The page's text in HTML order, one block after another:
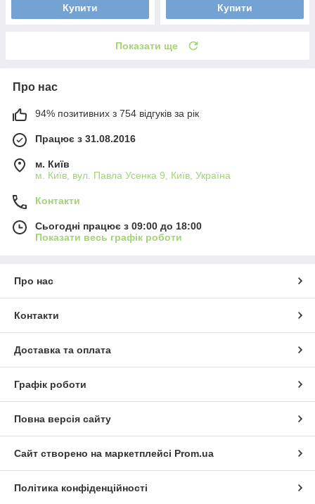
Купити Купити
Показати ще
Про нас
94% позитивних з 754 відгуків за рік
Працює з 31.08.2016
м. Київ
м. Київ, вул. Павла Усенка 9, Київ, Україна
Контакти
Сьогодні працює з 09:00 до 18:00
Показати весь графік роботи
Про нас
Контакти
Доставка та оплата
Графік роботи
Повна версія сайту
Сайт створено на маркетплейсі Prom.ua
Політика конфіденційності